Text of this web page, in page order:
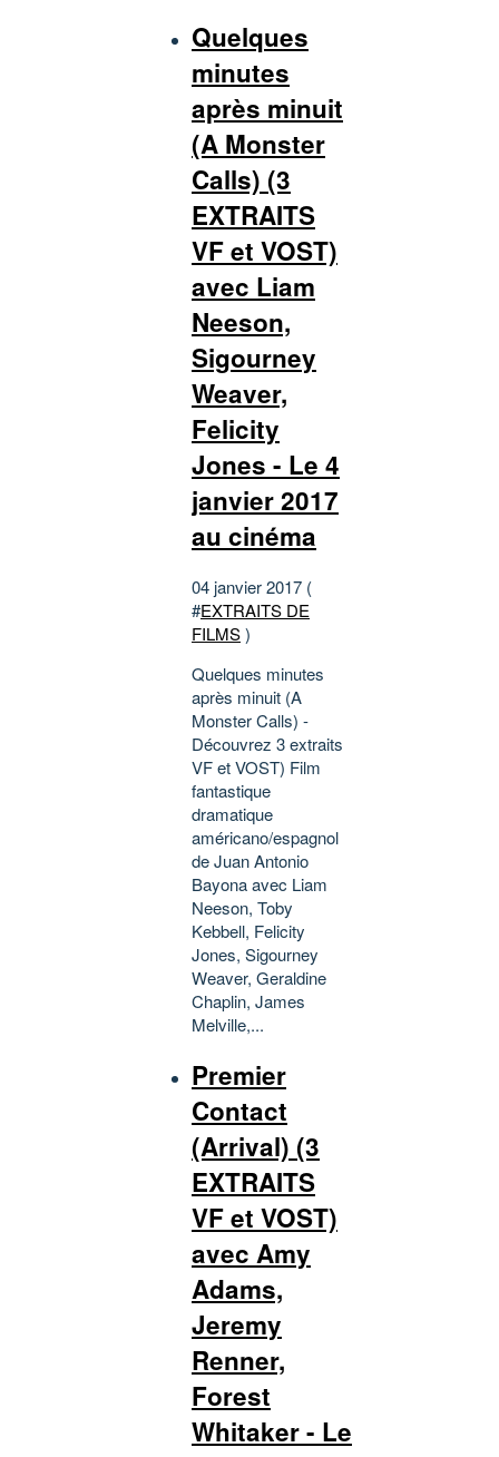
Quelques
minutes
après minuit
(A Monster
Calls) (3
EXTRAITS
VF et VOST)
avec Liam
Neeson,
Sigourney
Weaver,
Felicity
Jones - Le 4
janvier 2017
au cinéma
04 janvier 2017 (
#EXTRAITS DE
FILMS)
Quelques minutes
après minuit (A
Monster Calls) -
Découvrez 3 extraits
VF et VOST) Film
fantastique
dramatique
américano/espagnol
de Juan Antonio
Bayona avec Liam
Neeson, Toby
Kebbell, Felicity
Jones, Sigourney
Weaver, Geraldine
Chaplin, James
Melville,...
Premier
Contact
(Arrival) (3
EXTRAITS
VF et VOST)
avec Amy
Adams,
Jeremy
Renner,
Forest
Whitaker - Le